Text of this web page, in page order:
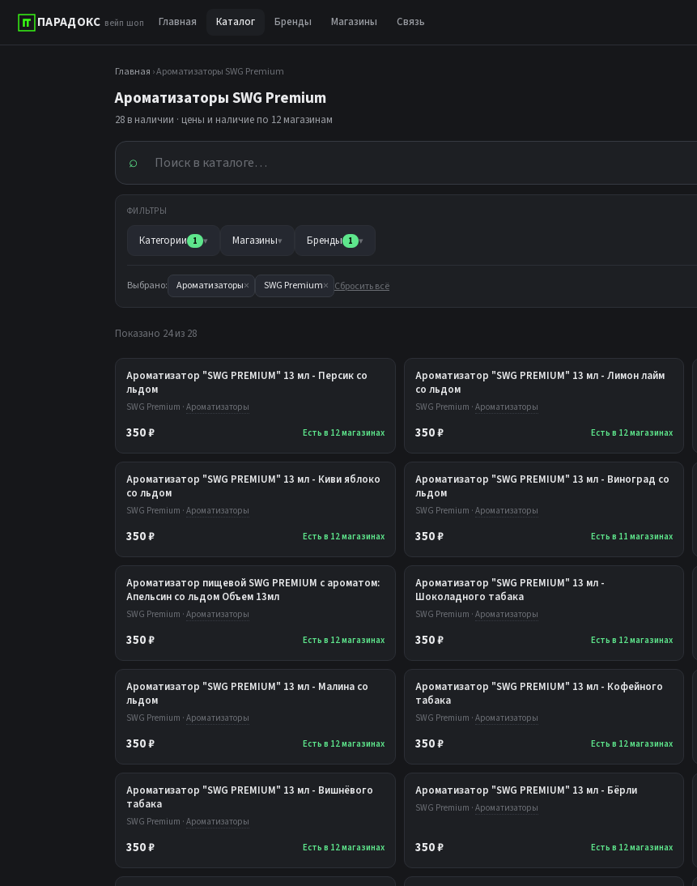
ПАРАДОКС вейп шоп Главная Каталог Бренды Магазины Связь
Главная › Ароматизаторы SWG Premium
Ароматизаторы SWG Premium
28 в наличии · цены и наличие по 12 магазинам
⌕
ФИЛЬТРЫ
Категории 1 ▾ Магазины▾ Бренды 1 ▾
Выбрано: Ароматизаторы× SWG Premium× Сбросить всё
Показано 24 из 28
Ароматизатор "SWG PREMIUM" 13 мл - Персик со
льдом
SWG Premium · Ароматизаторы
350 ₽ Есть в 12 магазинах
Ароматизатор "SWG PREMIUM" 13 мл - Лимон лайм
со льдом
SWG Premium · Ароматизаторы
350 ₽ Есть в 12 магазинах
Ароматизатор "SWG PREMIUM" 13 мл - Киви яблоко
со льдом
SWG Premium · Ароматизаторы
350 ₽ Есть в 12 магазинах
Ароматизатор "SWG PREMIUM" 13 мл - Виноград со
льдом
SWG Premium · Ароматизаторы
350 ₽ Есть в 11 магазинах
Ароматизатор пищевой SWG PREMIUM с ароматом:
Апельсин со льдом Объем 13мл
SWG Premium · Ароматизаторы
350 ₽ Есть в 12 магазинах
Ароматизатор "SWG PREMIUM" 13 мл -
Шоколадного табака
SWG Premium · Ароматизаторы
350 ₽ Есть в 12 магазинах
Ароматизатор "SWG PREMIUM" 13 мл - Малина со
льдом
SWG Premium · Ароматизаторы
350 ₽ Есть в 12 магазинах
Ароматизатор "SWG PREMIUM" 13 мл - Кофейного
табака
SWG Premium · Ароматизаторы
350 ₽ Есть в 12 магазинах
Ароматизатор "SWG PREMIUM" 13 мл - Вишнёвого
табака
SWG Premium · Ароматизаторы
350 ₽ Есть в 12 магазинах
Ароматизатор "SWG PREMIUM" 13 мл - Бёрли
SWG Premium · Ароматизаторы
350 ₽ Есть в 12 магазинах